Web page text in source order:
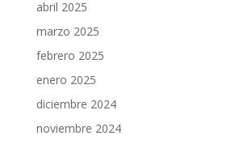
abril 2025
marzo 2025
febrero 2025
enero 2025
diciembre 2024
noviembre 2024